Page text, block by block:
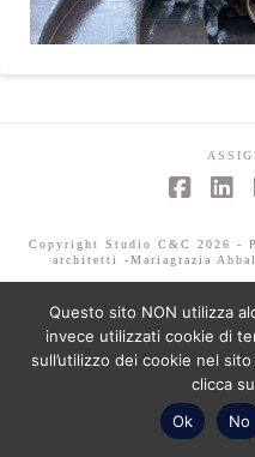
Copyright Studio C&C 2026 -
architetti -Mariagrazia
Questo sito NON utilizza
invece utilizzati cookie di
sull’utilizzo dei cookie nel
clicca
Ok
No